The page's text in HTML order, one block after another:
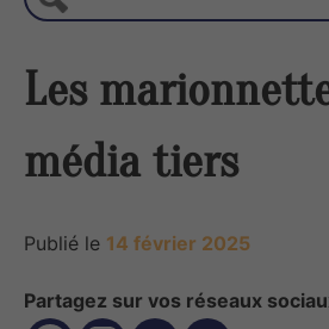
h
r
c
e
Les
média tiers
Publié le 14 février 2025
Partagez sur vos réseaux